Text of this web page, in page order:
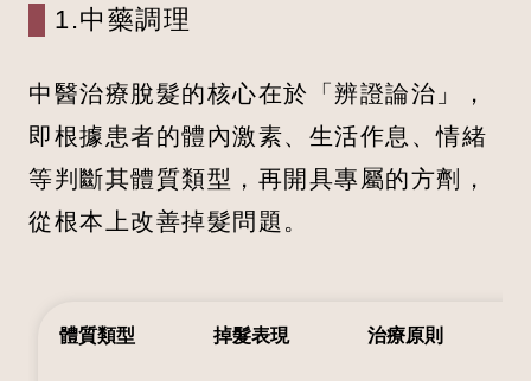
1.中藥調理
中醫治療脫髮的核心在於「辨證論治」，
即根據患者的體內激素、生活作息、情緒
等判斷其體質類型，再開具專屬的方劑，
從根本上改善掉髮問題。
體質類型 掉髮表現 治療原則